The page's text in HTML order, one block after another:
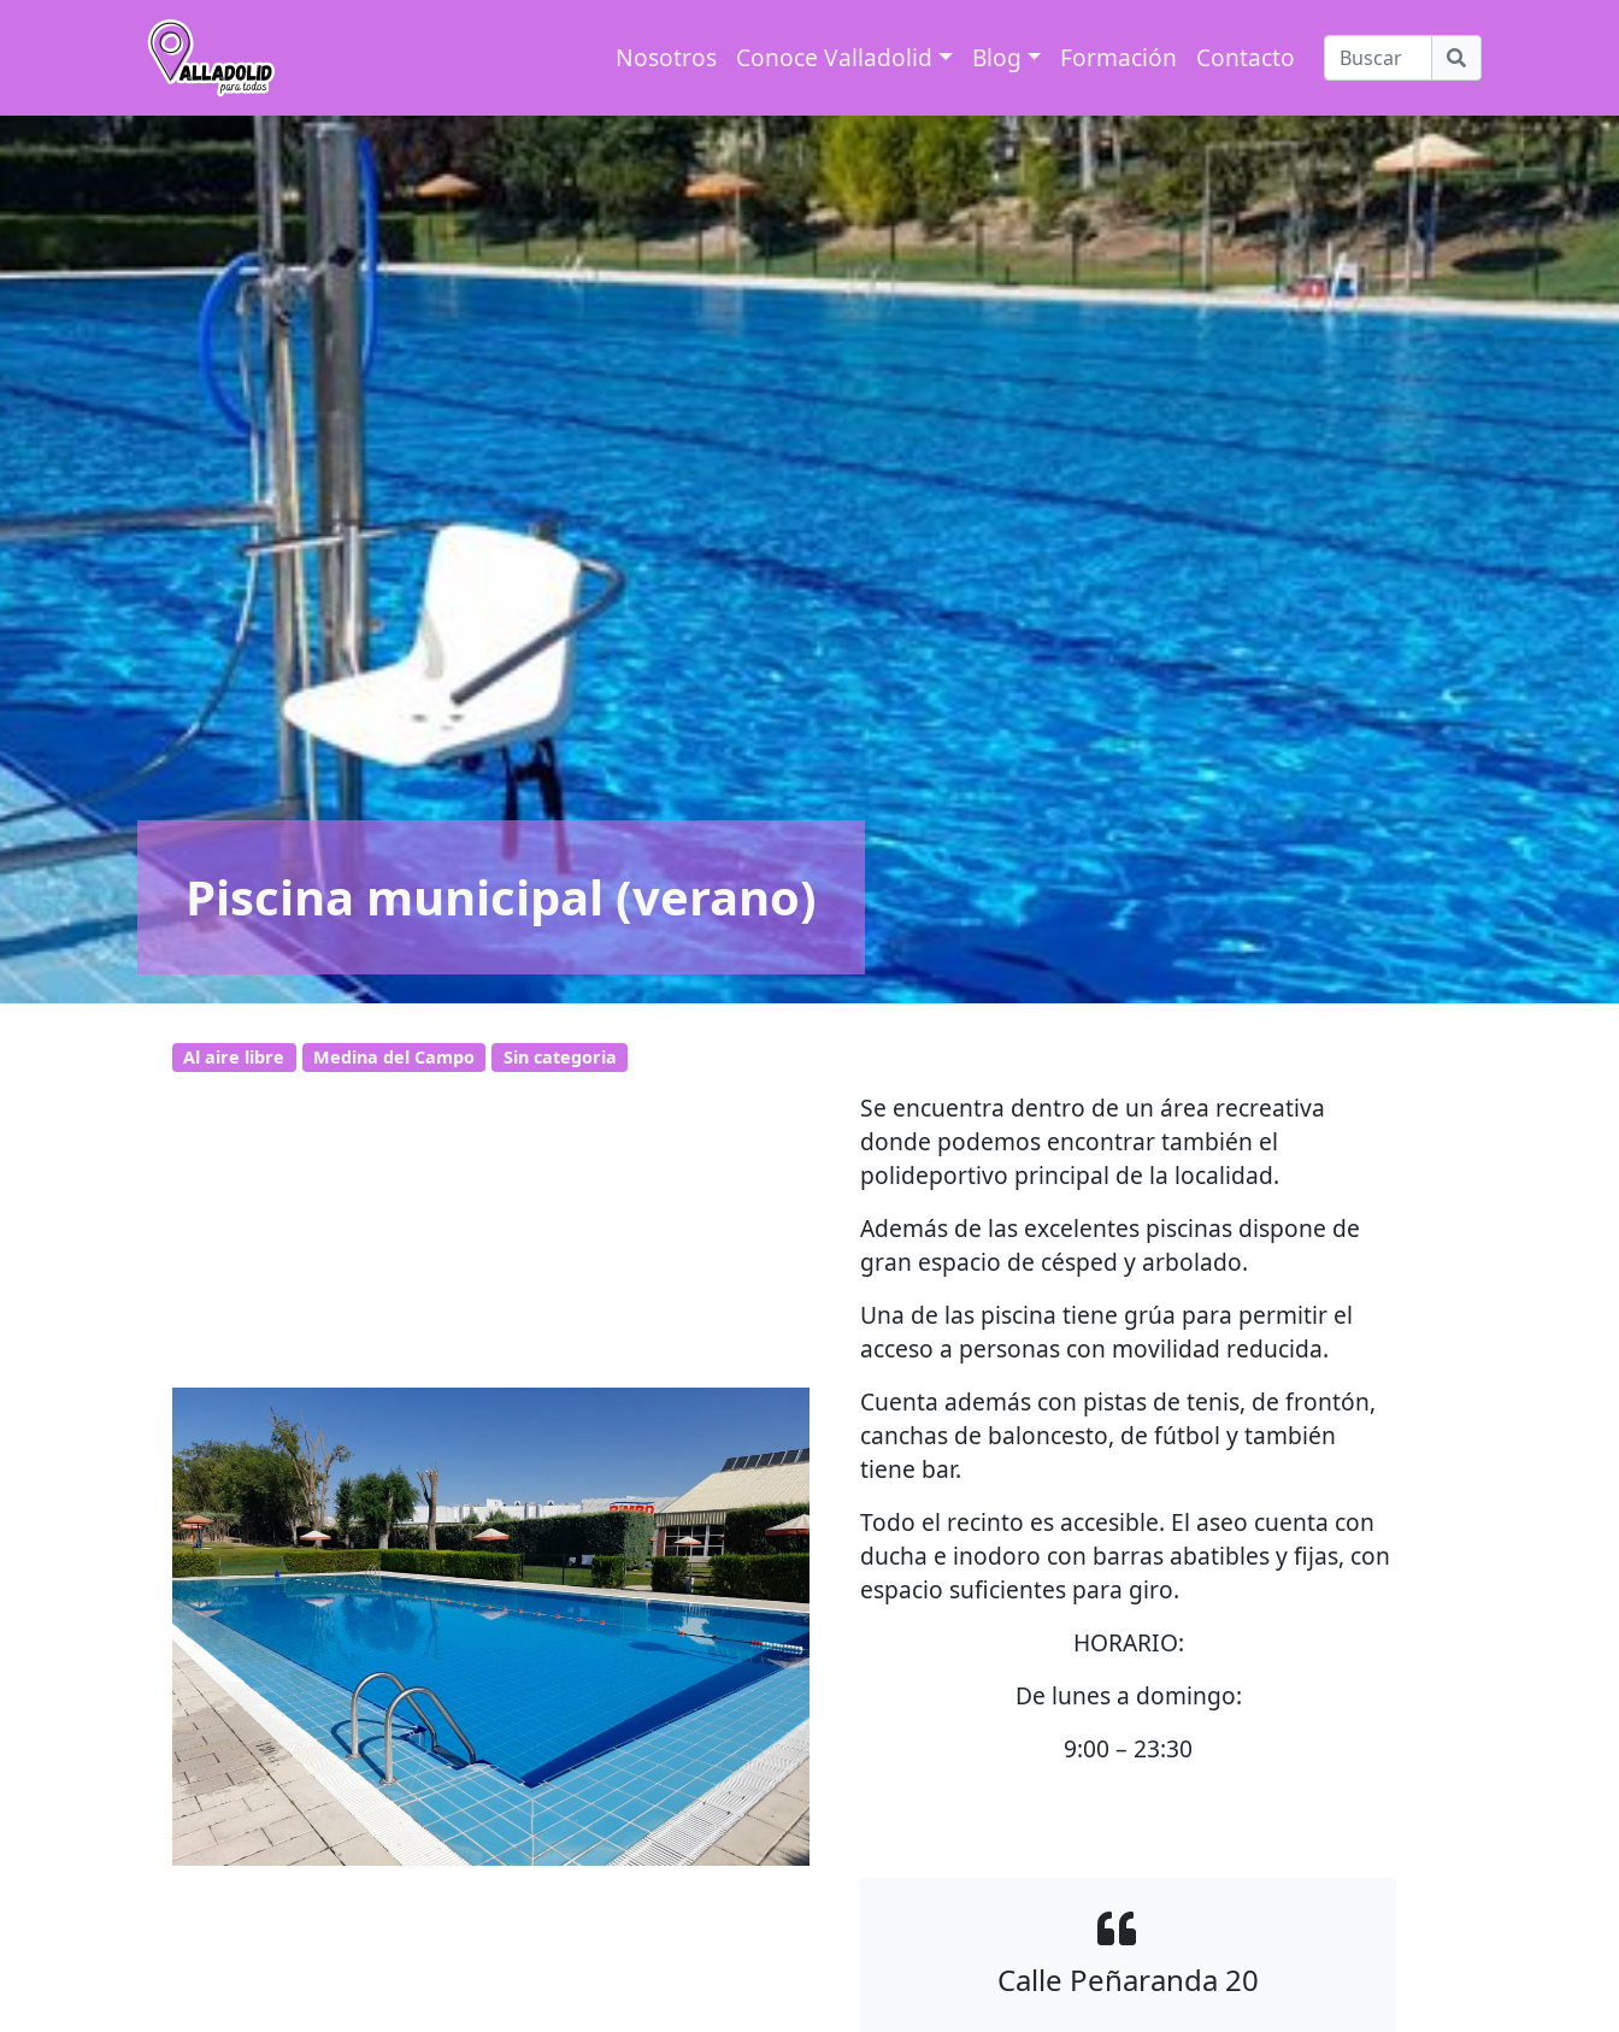
Nosotros Conoce Valladolid Blog Formación Contacto
Piscina municipal (verano)
Al aire libre Medina del Campo Sin categori­a
Se encuentra dentro de un área recreativa
donde podemos encontrar también el
polideportivo principal de la localidad.
Además de las excelentes piscinas dispone de
gran espacio de césped y arbolado.
Una de las piscina tiene grúa para permitir el
acceso a personas con movilidad reducida.
Cuenta además con pistas de tenis, de frontón,
canchas de baloncesto, de fútbol y también
tiene bar.
Todo el recinto es accesible. El aseo cuenta con
ducha e inodoro con barras abatibles y fijas, con
espacio suficientes para giro.
HORARIO:
De lunes a domingo:
9:00 – 23:30
Calle Peñaranda 20